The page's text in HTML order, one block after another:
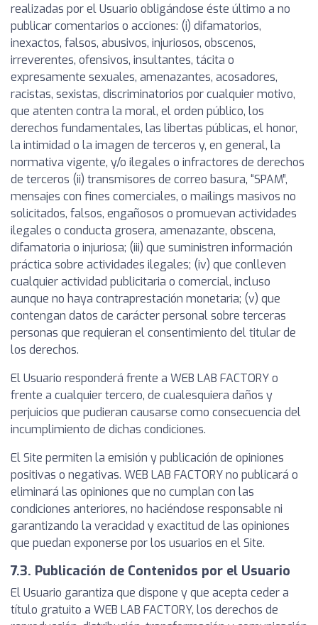
realizadas por el Usuario obligándose éste último a no
publicar comentarios o acciones: (i) difamatorios,
inexactos, falsos, abusivos, injuriosos, obscenos,
irreverentes, ofensivos, insultantes, tácita o
expresamente sexuales, amenazantes, acosadores,
racistas, sexistas, discriminatorios por cualquier motivo,
que atenten contra la moral, el orden público, los
derechos fundamentales, las libertas públicas, el honor,
la intimidad o la imagen de terceros y, en general, la
normativa vigente, y/o ilegales o infractores de derechos
de terceros (ii) transmisores de correo basura, “SPAM”,
mensajes con fines comerciales, o mailings masivos no
solicitados, falsos, engañosos o promuevan actividades
ilegales o conducta grosera, amenazante, obscena,
difamatoria o injuriosa; (iii) que suministren información
práctica sobre actividades ilegales; (iv) que conlleven
cualquier actividad publicitaria o comercial, incluso
aunque no haya contraprestación monetaria; (v) que
contengan datos de carácter personal sobre terceras
personas que requieran el consentimiento del titular de
los derechos.
El Usuario responderá frente a WEB LAB FACTORY o
frente a cualquier tercero, de cualesquiera daños y
perjuicios que pudieran causarse como consecuencia del
incumplimiento de dichas condiciones.
El Site permiten la emisión y publicación de opiniones
positivas o negativas. WEB LAB FACTORY no publicará o
eliminará las opiniones que no cumplan con las
condiciones anteriores, no haciéndose responsable ni
garantizando la veracidad y exactitud de las opiniones
que puedan exponerse por los usuarios en el Site.
7.3. Publicación de Contenidos por el Usuario
El Usuario garantiza que dispone y que acepta ceder a
título gratuito a WEB LAB FACTORY, los derechos de